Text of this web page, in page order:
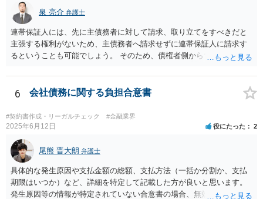
泉 亮介 弁護士
連帯保証人には、先に主債務者に対して請求、取り立てをすべきだと
主張する権利がないため、主債務者へ請求せずに連帯保証人に請求す
るということも可能でしょう。 そのため、債権者側からすれば、会社
求しても良いものとなります。
6 会社債務に関する負担合意書
#契約書作成・リーガルチェック #金融業界
2025年6月12日 役にたった 2
尾熊 晋大朗 弁護士
具体的な発生原因や支払金額の総額、支払方法（一括か分割か、支払
期限はいつか）など、詳細を特定して記載した方が良いと思います。
発生原因等の情報が特定されていない合意書の場合、無効になるリス